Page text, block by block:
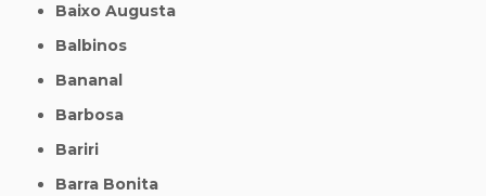
Baixo Augusta
Balbinos
Bananal
Barbosa
Bariri
Barra Bonita